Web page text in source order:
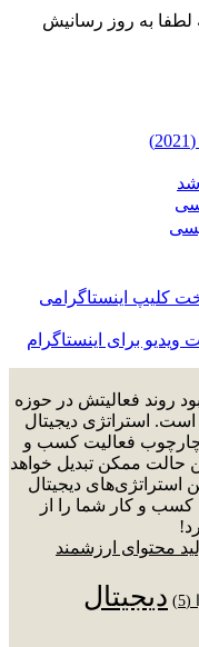
لطفا به روز رسانیش
برای اینستاگرام
روند فعالیتش در حوزه
است. استراتژی دیجیتال
چارچوب فعالیت کسب و
حالت ممکن تبدیل خواهد
استراتژی‌های دیجیتال
و کار شما را از
(5)
دیجیتال